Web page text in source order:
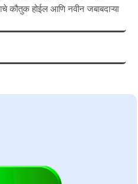
कौतुक होईल आणि नवीन जबाबदाऱ्या